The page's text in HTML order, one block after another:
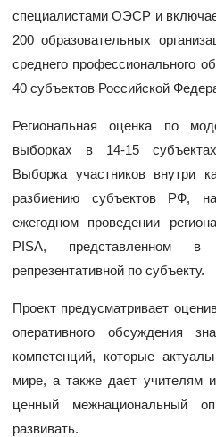
специалистами ОЭСР и
200 образовательных
среднего профессионального
40 субъектов Российской
Региональная оценка по
выборках в 14-15
Выборка участников внутри
разбиению субъектов РФ,
ежегодном проведении
PISA, представленном в
репрезентативной по субъекту.
Проект предусматривает
оперативного обсуждения
компетенций, которые
мире, а также дает учителям
ценный межнациональный
развивать.